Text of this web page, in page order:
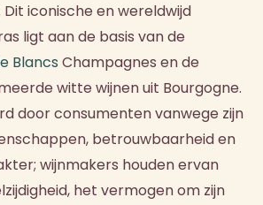
iconische en wereldwijd
ligt aan de basis van de
Blancs Champagnes en de
witte wijnen uit Bourgogne.
door consumenten vanwege zijn
betrouwbaarheid en
wijnmakers houden ervan
het vermogen om zijn